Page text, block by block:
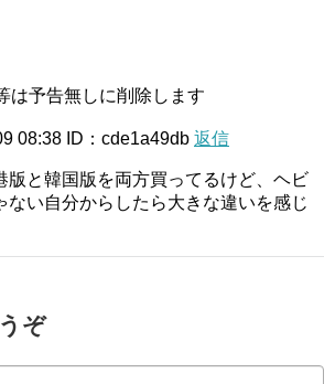
は予告無しに削除します
08:38 ID：cde1a49db 返信
版と韓国版を両方買ってるけど、ヘビ
ない自分からしたら大きな違いを感じ
ぞ